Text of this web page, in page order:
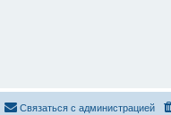
Связаться с администрацией